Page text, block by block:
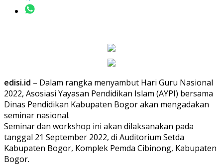
edisi.id – Dalam rangka menyambut Hari Guru Nasional
2022, Asosiasi Yayasan Pendidikan Islam (AYPI) bersama
Dinas Pendidikan Kabupaten Bogor akan mengadakan
seminar nasional.
Seminar dan workshop ini akan dilaksanakan pada
tanggal 21 September 2022, di Auditorium Setda
Kabupaten Bogor, Komplek Pemda Cibinong, Kabupaten
Bogor.